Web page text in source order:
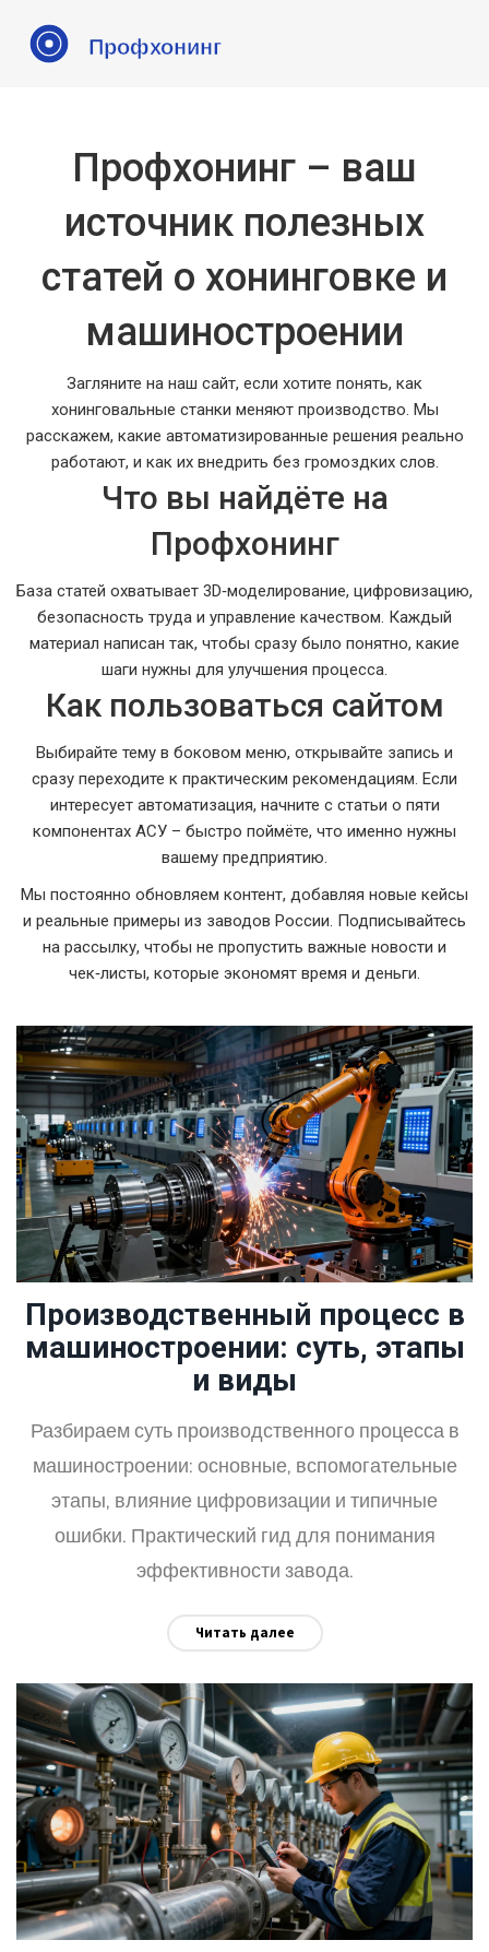
Профхонинг – ваш
источник полезных
статей о хонинговке и
машиностроении
Загляните на наш сайт, если хотите понять, как
хонинговальные станки меняют производство. Мы
расскажем, какие автоматизированные решения реально
работают, и как их внедрить без громоздких слов.
Что вы найдёте на
Профхонинг
База статей охватывает 3D‑моделирование, цифровизацию,
безопасность труда и управление качеством. Каждый
материал написан так, чтобы сразу было понятно, какие
шаги нужны для улучшения процесса.
Как пользоваться сайтом
Выбирайте тему в боковом меню, открывайте запись и
сразу переходите к практическим рекомендациям. Если
интересует автоматизация, начните с статьи о пяти
компонентах АСУ – быстро поймёте, что именно нужны
вашему предприятию.
Мы постоянно обновляем контент, добавляя новые кейсы
и реальные примеры из заводов России. Подписывайтесь
на рассылку, чтобы не пропустить важные новости и
чек‑листы, которые экономят время и деньги.
Производственный процесс в
машиностроении: суть, этапы
и виды
Разбираем суть производственного процесса в
машиностроении: основные, вспомогательные
этапы, влияние цифровизации и типичные
ошибки. Практический гид для понимания
эффективности завода.
Читать далее